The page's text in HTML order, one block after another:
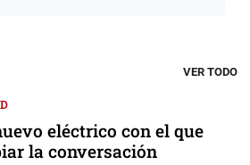
VER TODO
eléctrico con el que
la conversación